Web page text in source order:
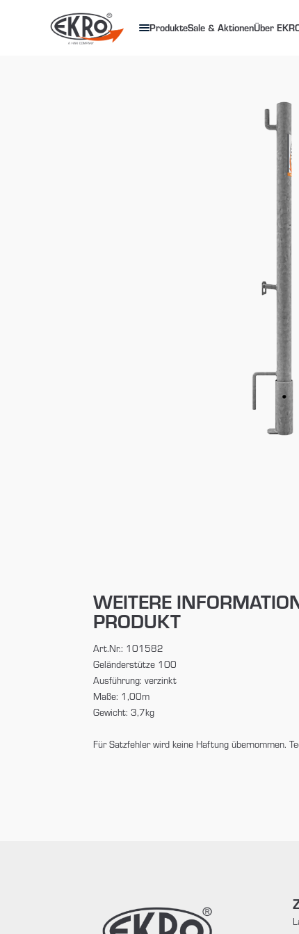
ProdukteSale & AktionenÜber
WEITERE
PRODUKT
Art.Nr.: 101582
Geländerstütze 100
Ausführung: verzinkt
Maße: 1,00m
Gewicht: 3,7kg
Für Satzfehler wird keine Haftung übernommen.